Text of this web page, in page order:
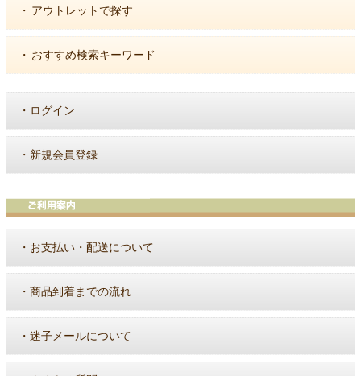
・ アウトレットで探す
・ おすすめ検索キーワード
・ ログイン
・ 新規会員登録
・ お支払い・配送について
・ 商品到着までの流れ
・ 迷子メールについて